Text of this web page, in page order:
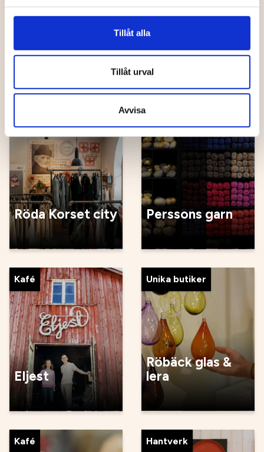
Tillåt alla
Tillåt urval
Avvisa
Möbelsnickeri
Hemslöjden
Röda Korset city Perssons garn
Kafé
Eljest
Unika butiker
Röbäck glas &
lera
Kafé Hantverk